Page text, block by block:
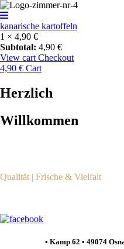
kanarische kartoffeln
1 × 4,90 €
Subtotal: 4,90 €
View cart Checkout
4,90 € Cart
Herzlich
Willkommen
Qualität | Frische & Vielfalt
• Kamp 62 • 49074